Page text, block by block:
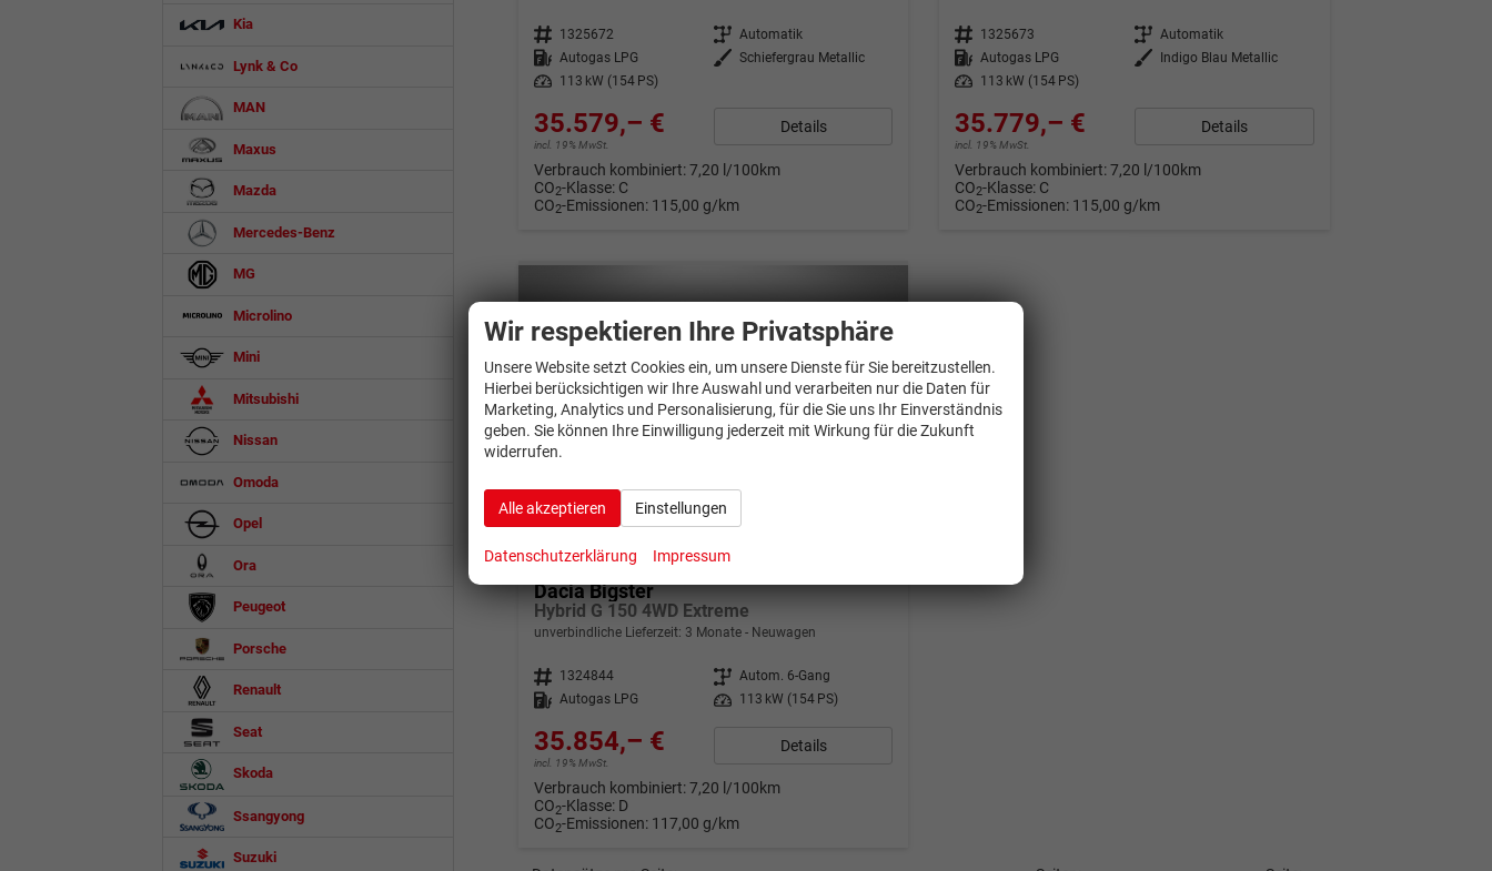
Fahrzeugnr. 1325672 Getriebe Automatik
Kraftstoff Autogas LPG Außenfarbe Schiefergrau Metallic
Leistung
113 kW (154 PS)
35.579,– €
incl. 19% MwSt.
Details
Verbrauch kombiniert:7,20 l/100km
CO2-Klasse: C
CO2-Emissionen: 115,00 g/km
Fahrzeugnr. 1325673 Getriebe Automatik
Kraftstoff Autogas LPG Außenfarbe
Indigo Blau Metallic
Leistung
113 kW (154 PS)
35.779,– €
incl. 19% MwSt.
Details
Verbrauch kombiniert:7,20 l/100km
CO2-Klasse: C
CO2-Emissionen: 115,00 g/km
ab 710,– € mtl.
Dacia Bigster
Hybrid G 150 4WD Extreme
unverbindliche Lieferzeit: 3 Monate Neuwagen
Fahrzeugnr. 1324844 Getriebe Autom. 6-Gang
Kraftstoff Autogas LPG Leistung 113 kW (154 PS)
35.854,– €
incl. 19% MwSt.
Details
Verbrauch kombiniert:7,20 l/100km
CO2-Klasse: D
CO2-Emissionen: 117,00 g/km
Kia
Lynk & Co
MAN
Maxus
Mazda
Mercedes-Benz
MG
Microlino
Mini
Mitsubishi
Nissan
Omoda
Opel
Ora
Peugeot
Porsche
Renault
Seat
Skoda
Ssangyong
Suzuki
Wir respektieren Ihre Privatsphäre
Unsere Website setzt Cookies ein, um unsere Dienste für Sie bereitzustellen.
Hierbei berücksichtigen wir Ihre Auswahl und verarbeiten nur die Daten für
Marketing, Analytics und Personalisierung, für die Sie uns Ihr Einverständnis
geben. Sie können Ihre Einwilligung jederzeit mit Wirkung für die Zukunft
widerrufen.
Alle akzeptieren Einstellungen
Datenschutzerklärung Impressum